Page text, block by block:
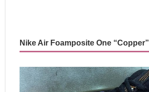
Nike Air Foamposite One “Copper”